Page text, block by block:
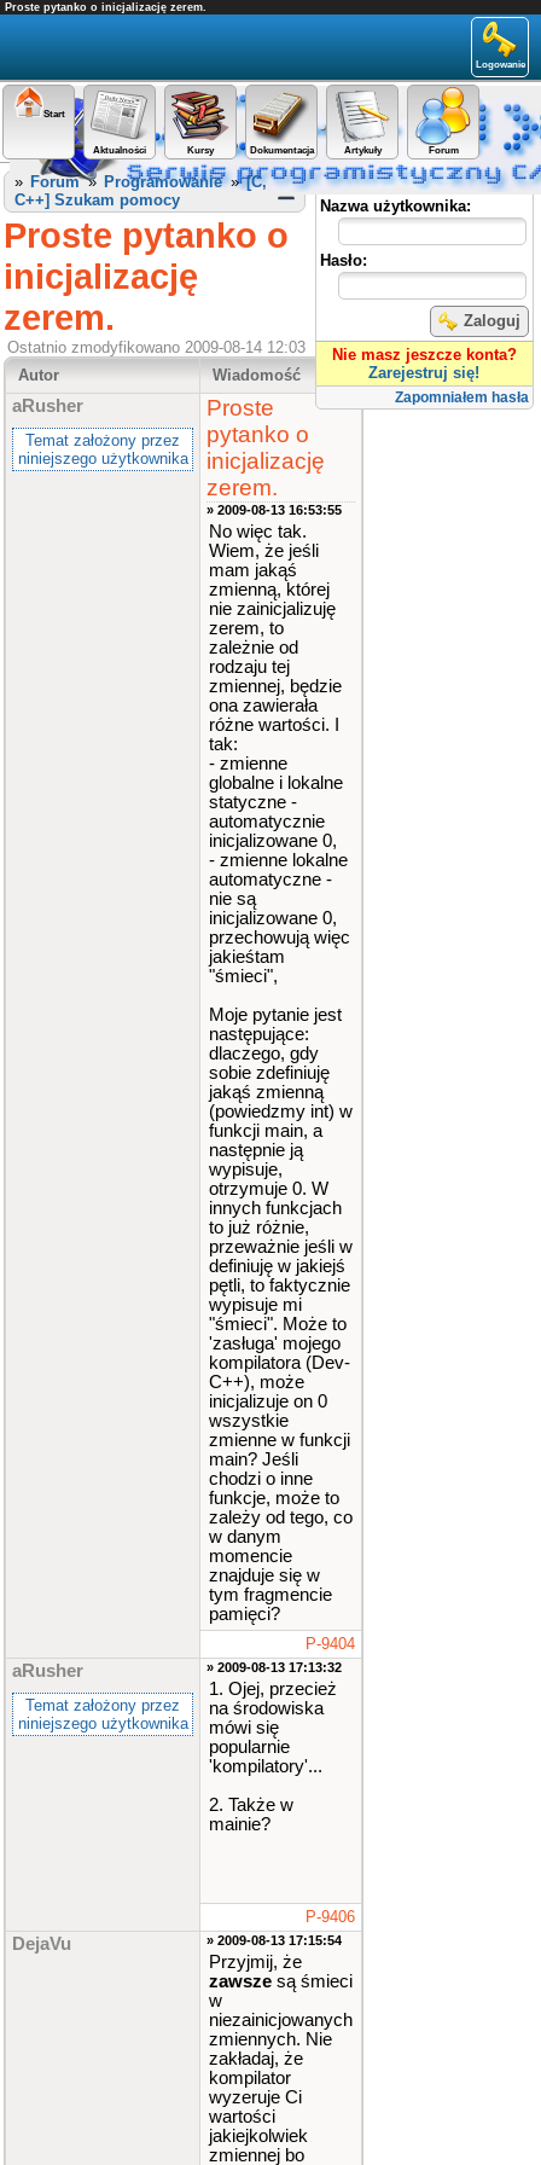
Proste pytanko o inicjalizację zerem.
Logowanie
Start
Aktualności Kursy Dokumentacja Artykuły Forum
Panel użytkownika
Nazwa użytkownika:
Hasło:
Zaloguj
Nie masz jeszcze konta?
Zarejestruj się!
Zapomniałem hasła
» Forum» Programowanie»[C,
C++] Szukam pomocy
Proste pytanko o
inicjalizację
zerem.
Ostatnio zmodyfikowano 2009-08-14 12:03
Autor
Wiadomość
aRusher
Temat założony przez
niniejszego użytkownika
Proste
pytanko o
inicjalizację
zerem.
» 2009-08-13 16:53:55
No więc tak.
Wiem, że jeśli
mam jakąś
zmienną, której
nie zainicjalizuję
zerem, to
zależnie od
rodzaju tej
zmiennej, będzie
ona zawierała
różne wartości. I
tak:
- zmienne
globalne i lokalne
statyczne -
automatycznie
inicjalizowane 0,
- zmienne lokalne
automatyczne -
nie są
inicjalizowane 0,
przechowują więc
jakieśtam
"śmieci",
Moje pytanie jest
następujące:
dlaczego, gdy
sobie zdefiniuję
jakąś zmienną
(powiedzmy int) w
funkcji main, a
następnie ją
wypisuje,
otrzymuje 0. W
innych funkcjach
to już różnie,
przeważnie jeśli w
definiuję w jakiejś
pętli, to faktycznie
wypisuje mi
"śmieci". Może to
'zasługa' mojego
kompilatora (Dev-
C++), może
inicjalizuje on 0
wszystkie
zmienne w funkcji
main? Jeśli
chodzi o inne
funkcje, może to
zależy od tego, co
w danym
momencie
znajduje się w
tym fragmencie
pamięci?
P-9404
aRusher
Temat założony przez
niniejszego użytkownika
» 2009-08-13 17:13:32
1. Ojej, przecież
na środowiska
mówi się
popularnie
'kompilatory'...
2. Także w
mainie?
P-9406
DejaVu » 2009-08-13 17:15:54
Przyjmij, że
zawsze są śmieci
w
niezainicjowanych
zmiennych. Nie
zakładaj, że
kompilator
wyzeruje Ci
wartości
jakiejkolwiek
zmiennej bo